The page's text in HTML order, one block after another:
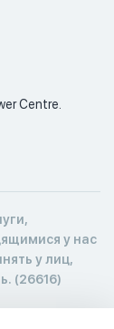
Centre.
у нас
у лиц,
(26616)